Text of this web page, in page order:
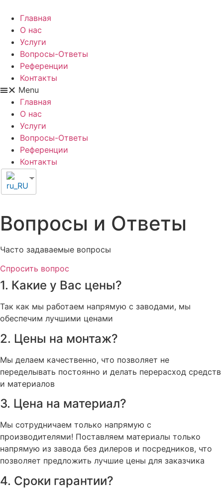
Главная
О нас
Услуги
Вопросы-Ответы
Референции
Контакты
Menu
Главная
О нас
Услуги
Вопросы-Ответы
Референции
Контакты
Вопросы и Ответы
Часто задаваемые вопросы
Спросить вопрос
1. Какие у Вас цены?
Так как мы работаем напрямую с заводами, мы
обеспечим лучшими ценами
2. Цены на монтаж?
Мы делаем качественно, что позволяет не
переделывать постоянно и делать перерасход средств
и материалов
3. Цена на материал?
Мы сотрудничаем только напрямую с
производителями! Поставляем материалы только
напрямую из завода без дилеров и посредников, что
позволяет предложить лучшие цены для заказчика
4. Сроки гарантии?